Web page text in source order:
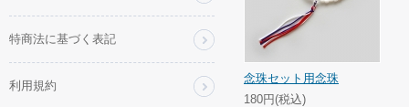
念珠セット用念珠
180円(税込)
特商法に基づく表記
利用規約